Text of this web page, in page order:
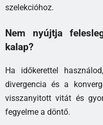
szelekcióhoz.
Nem nyújtja
kalap?
Ha időkerettel
divergencia és a
visszanyitott vitát és
fegyelme a döntő.